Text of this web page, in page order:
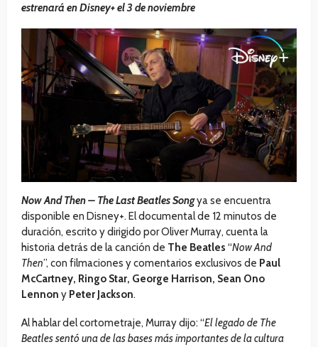
estrenará en Disney+ el 3 de noviembre
Now And Then – The Last Beatles Songya se encuentra
disponible en Disney+. El documental de 12 minutos de
duración, escrito y dirigido por Oliver Murray, cuenta la
historia detrás de la canción de The Beatles “Now And
Then”, con filmaciones y comentarios exclusivos de Paul
McCartney, Ringo Star, George Harrison, Sean Ono
Lennon y Peter Jackson.
Al hablar del cortometraje, Murray dijo: “El legado de The
Beatles sentó una de las bases más importantes de la cultura